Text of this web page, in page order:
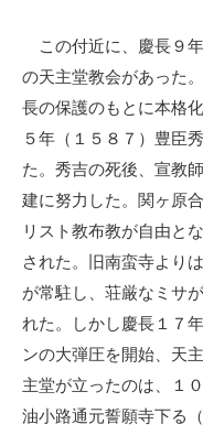
この付近に、慶長９
の天主堂教会があった
長の保護のもとに本格
５年（１５８７）豊臣
た。秀吉の死後、宣教
建に努力した。関ヶ原
リスト教布教が自由と
された。旧南蛮寺より
が常駐し、荘厳なミサ
れた。しかし慶長１７
ンの大弾圧を開始、天
主堂が立ったのは、１
油小路通元誓願寺下る